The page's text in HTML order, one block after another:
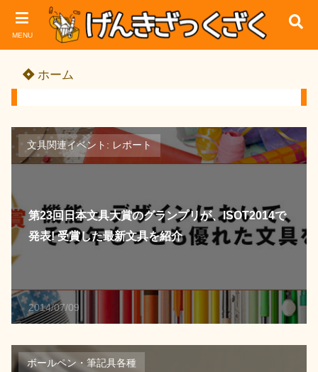
MENU
ホーム
文具関連イベント: レポート
2014/07/09
第23回日本文具大賞のグランプリが、ISOT2014で
発表! 受賞した最新文具を紹介
ボールペン・筆記具各種